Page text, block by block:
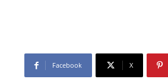
Facebook X